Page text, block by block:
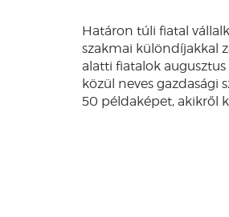
Határon túli fiatal
szakmai különdíjakkal
alatti fiatalok augusztus
közül neves gazdasági
50 példaképet, akikről